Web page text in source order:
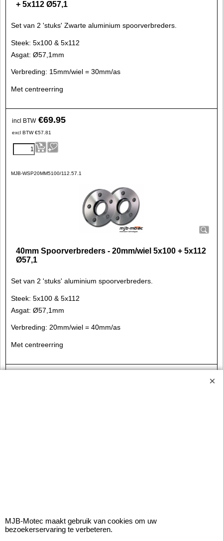
+ 5x112 Ø57,1
Set van 2 'stuks' Zwarte aluminium spoorverbreders.
Steek: 5x100 & 5x112
Asgat: Ø57,1mm
Verbreding: 15mm/wiel = 30mm/as
Met centreerring
incl BTW €69.95
excl BTW €57.81
MJB-WSP20MM5100/112.57.1
40mm Spoorverbreders - 20mm/wiel 5x100 + 5x112
Ø57,1
Set van 2 'stuks' aluminium spoorverbreders.
Steek: 5x100 & 5x112
Asgat: Ø57,1mm
Verbreding: 20mm/wiel = 40mm/as
Met centreerring
40mm Zwarte Spoorverbreders - 20mm/wiel 5x100
+ 5x112 Ø57,1
MJB-Motec maakt gebruik van cookies om uw
bezoekerservaring te verbeteren.